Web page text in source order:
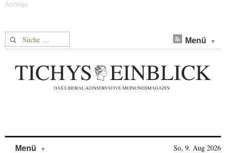
Suche nach: Menü
Menü So, 9. Aug 2026